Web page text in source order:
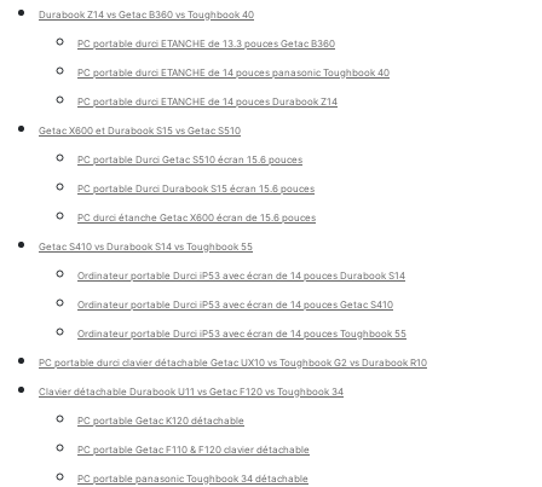
Durabook Z14 vs Getac B360 vs Toughbook 40
PC portable durci ETANCHE de 13.3 pouces Getac B360
PC portable durci ETANCHE de 14 pouces panasonic Toughbook 40
PC portable durci ETANCHE de 14 pouces Durabook Z14
Getac X600 et Durabook S15 vs Getac S510
PC portable Durci Getac S510 écran 15.6 pouces
PC portable Durci Durabook S15 écran 15.6 pouces
PC durci étanche Getac X600 écran de 15.6 pouces
Getac S410 vs Durabook S14 vs Toughbook 55
Ordinateur portable Durci iP53 avec écran de 14 pouces Durabook S14
Ordinateur portable Durci iP53 avec écran de 14 pouces Getac S410
Ordinateur portable Durci iP53 avec écran de 14 pouces Toughbook 55
PC portable durci clavier détachable Getac UX10 vs Toughbook G2 vs Durabook R10
Clavier détachable Durabook U11 vs Getac F120 vs Toughbook 34
PC portable Getac K120 détachable
PC portable Getac F110 & F120 clavier détachable
PC portable panasonic Toughbook 34 détachable